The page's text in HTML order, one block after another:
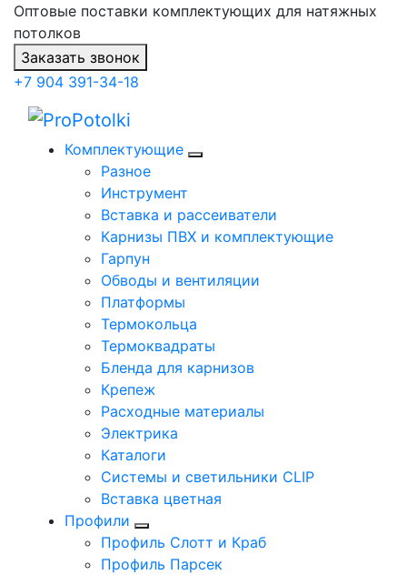
Оптовые поставки комплектующих для натяжных
потолков
Заказать звонок
+7 904 391-34-18
Комплектующие
Разное
Инструмент
Вставка и рассеиватели
Карнизы ПВХ и комплектующие
Гарпун
Обводы и вентиляции
Платформы
Термокольца
Термоквадраты
Бленда для карнизов
Крепеж
Расходные материалы
Электрика
Каталоги
Системы и светильники CLIP
Вставка цветная
Профили
Профиль Слотт и Краб
Профиль Парсек